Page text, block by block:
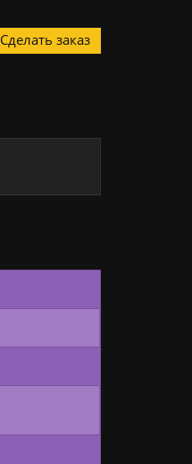
Сделать заказ